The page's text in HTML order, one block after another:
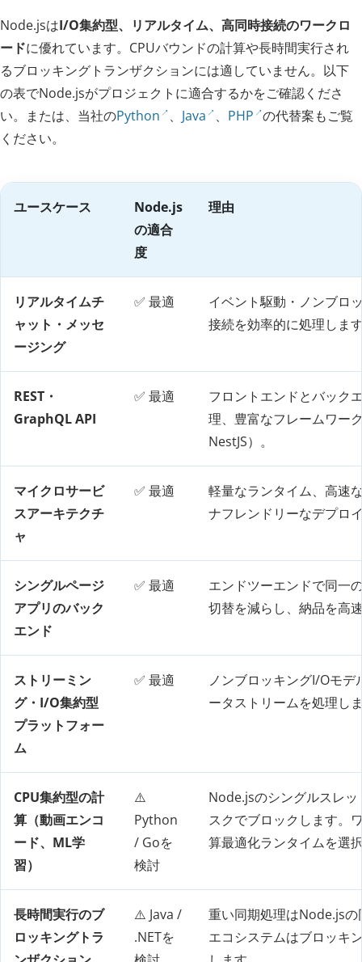
Node.jsはI/O集約型、リアルタイム、高同時接続のワークロ
ードに優れています。CPUバウンドの計算や長時間実行され
るブロッキングトランザクションには適していません。以下
の表でNode.jsがプロジェクトに適合するかをご確認くださ
い。または、当社のPython 、 Java 、 PHP の代替案もご覧
ください。
ユースケース
Node.js
の適合
度
理由
リアルタイムチ
ャット・メッセ
ージング
✅ 最適
イベント駆動・ノンブロ
接続を効率的に処理しま
REST・
GraphQL API
✅ 最適
フロントエンドとバック
理、豊富なフレームワー
NestJS）。
マイクロサービ
スアーキテクチ
ャ
✅ 最適
軽量なランタイム、高速
ナフレンドリーなデプロ
シングルページ
アプリのバック
エンド
✅ 最適
エンドツーエンドで同一
切替を減らし、納品を高
ストリーミン
グ・I/O集約型
プラットフォー
ム
✅ 最適
ノンブロッキングI/Oモ
ータストリームを処理し
CPU集約型の計
算（動画エンコ
ード、ML学
習）
⚠️
Python
/ Goを
検討
Node.jsのシングルスレ
スクでブロックします。
算最適化ランタイムを選
長時間実行のブ
ロッキングトラ
⚠️ Java /
.NETを
重い同期処理はNode.jsの
エコシステムはブロッキ